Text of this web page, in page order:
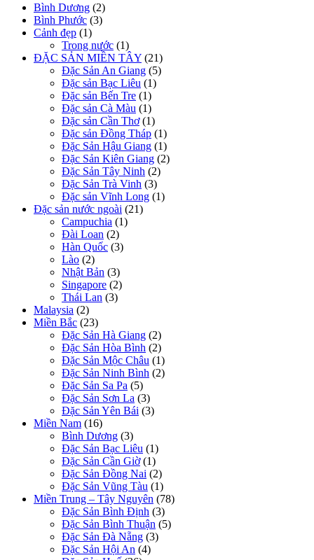
Bình Dương (2)
Bình Phước (3)
Cảnh đẹp (1)
Trong nước (1)
ĐẶC SẢN MIỀN TÂY (21)
Đặc Sản An Giang (5)
Đặc sản Bạc Liêu (1)
Đặc sản Bến Tre (1)
Đặc sản Cà Màu (1)
Đặc sản Cần Thơ(1)
Đặc sản Đồng Tháp (1)
Đặc Sản Hậu Giang (1)
Đặc Sản Kiên Giang (2)
Đặc Sản Tây Ninh (2)
Đặc Sản Trà Vinh (3)
Đặc sản Vĩnh Long (1)
Đặc sản nước ngoài (21)
Campuchia (1)
Đài Loan (2)
Hàn Quốc (3)
Lào (2)
Nhật Bản (3)
Singapore (2)
Thái Lan (3)
Malaysia (2)
Miền Bắc (23)
Đặc Sản Hà Giang (2)
Đặc Sản Hòa Bình (2)
Đặc Sản Mộc Châu (1)
Đặc Sản Ninh Bình (2)
Đặc Sản Sa Pa (5)
Đặc Sản Sơn La (3)
Đặc Sản Yên Bái (3)
Miền Nam (16)
Bình Dương (3)
Đặc Sản Bạc Liêu (1)
Đặc Sản Cần Giờ(1)
Đặc Sản Đồng Nai (2)
Đặc Sản Vũng Tàu (1)
Miền Trung – Tây Nguyên (78)
Đặc Sản Bình Định (3)
Đặc Sản Bình Thuận (5)
Đặc Sản Đà Nẵng (3)
Đặc Sản Hội An (4)